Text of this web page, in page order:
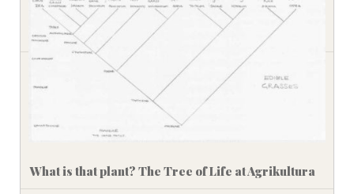
What is that plant? The Tree of Life at Agrikultura